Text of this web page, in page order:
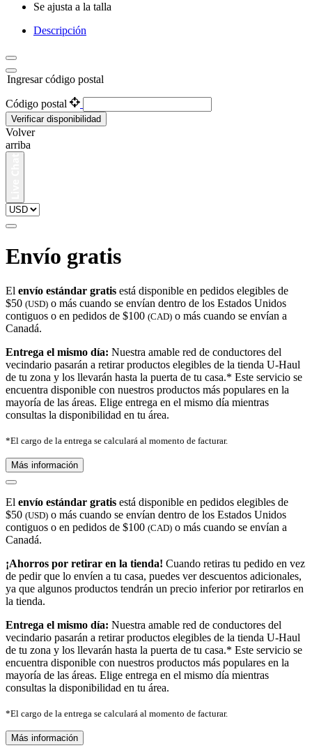
Se ajusta a la talla
Descripción
Ingresar código postal
Código postal
Verificar disponibilidad
Volver
arriba
Envío gratis
El envío estándar gratis está disponible en pedidos elegibles de
$50 (USD) o más cuando se envían dentro de los Estados Unidos
contiguos o en pedidos de $100 (CAD) o más cuando se envían a
Canadá.
Entrega el mismo día: Nuestra amable red de conductores del
vecindario pasarán a retirar productos elegibles de la tienda U-Haul
de tu zona y los llevarán hasta la puerta de tu casa.* Este servicio se
encuentra disponible con nuestros productos más populares en la
mayoría de las áreas. Elige entrega en el mismo día mientras
consultas la disponibilidad en tu área.
*El cargo de la entrega se calculará al momento de facturar.
Más información
El envío estándar gratis está disponible en pedidos elegibles de
$50 (USD) o más cuando se envían dentro de los Estados Unidos
contiguos o en pedidos de $100 (CAD) o más cuando se envían a
Canadá.
¡Ahorros por retirar en la tienda! Cuando retiras tu pedido en vez
de pedir que lo envíen a tu casa, puedes ver descuentos adicionales,
ya que algunos productos tendrán un precio inferior por retirarlos en
la tienda.
Entrega el mismo día: Nuestra amable red de conductores del
vecindario pasarán a retirar productos elegibles de la tienda U-Haul
de tu zona y los llevarán hasta la puerta de tu casa.* Este servicio se
encuentra disponible con nuestros productos más populares en la
mayoría de las áreas. Elige entrega en el mismo día mientras
consultas la disponibilidad en tu área.
*El cargo de la entrega se calculará al momento de facturar.
Más información